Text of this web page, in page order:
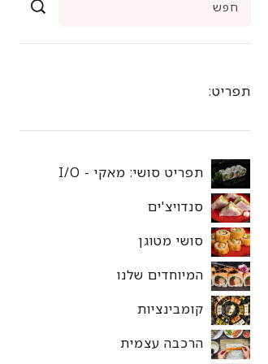
תפריט:
תפריט סושי: מאקי - I/O
סנדויצ'ים
סושי מטוגן
המיוחדים שלנו
קומבינציות
הרכבה עצמית